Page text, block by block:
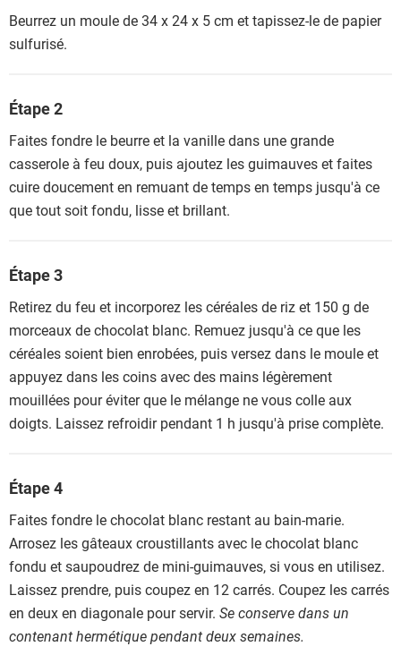
Beurrez un moule de 34 x 24 x 5 cm et tapissez-le de papier
sulfurisé.
Étape 2
Faites fondre le beurre et la vanille dans une grande
casserole à feu doux, puis ajoutez les guimauves et faites
cuire doucement en remuant de temps en temps jusqu'à ce
que tout soit fondu, lisse et brillant.
Étape 3
Retirez du feu et incorporez les céréales de riz et 150 g de
morceaux de chocolat blanc. Remuez jusqu'à ce que les
céréales soient bien enrobées, puis versez dans le moule et
appuyez dans les coins avec des mains légèrement
mouillées pour éviter que le mélange ne vous colle aux
doigts. Laissez refroidir pendant 1 h jusqu'à prise complète.
Étape 4
Faites fondre le chocolat blanc restant au bain-marie.
Arrosez les gâteaux croustillants avec le chocolat blanc
fondu et saupoudrez de mini-guimauves, si vous en utilisez.
Laissez prendre, puis coupez en 12 carrés. Coupez les carrés
en deux en diagonale pour servir. Se conserve dans un
contenant hermétique pendant deux semaines.